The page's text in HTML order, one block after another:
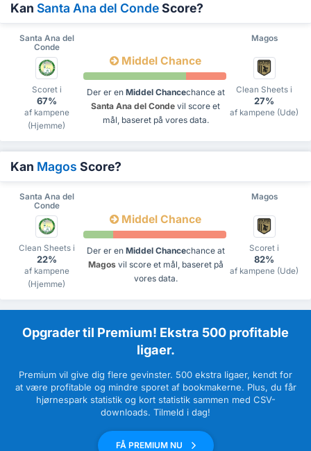
Kan Santa Ana del CondeScore?
Santa Ana del
Conde
Magos
Scoret i
67%
af kampene
(Hjemme)
Middel Chance
Der er en Middel Chancechance at
Santa Ana del Conde vil score et
mål, baseret på vores data.
Clean Sheets i
27%
af kampene (Ude)
Kan Magos Score?
Santa Ana del
Conde
Magos
Clean Sheets i
22%
af kampene
(Hjemme)
Middel Chance
Der er en Middel Chancechance at
Magosvil score et mål, baseret på
vores data.
Scoret i
82%
af kampene (Ude)
Opgrader til Premium! Ekstra 500 profitable
ligaer.
Premium vil give dig flere gevinster. 500 ekstra ligaer, kendt for
at være profitable og mindre sporet af bookmakerne. Plus, du får
hjørnespark statistik og kort statistik sammen med CSV-
downloads. Tilmeld i dag!
FÅ PREMIUM NU